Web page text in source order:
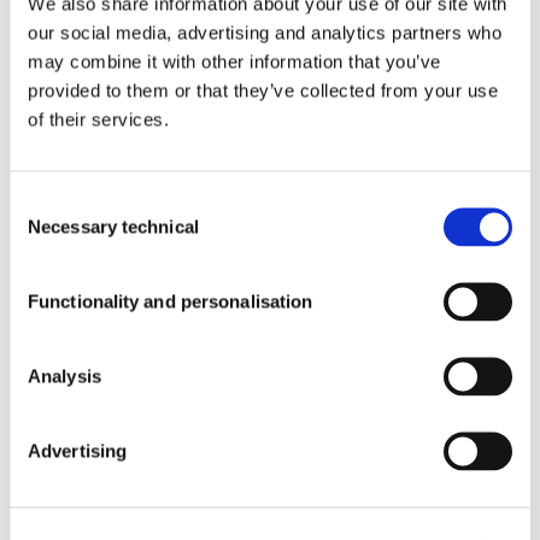
our social media, advertising and analytics partners who
may combine it with other information that you’ve
provided to them or that they’ve collected from your use
of their services.
Selection
Necessary technical
Functionality and personalisation
Analysis
Advertising
Sala de prensa Affron
Sala de prensa ABG+
Sala de prensa Plasys300
Avda. del
Doctor
Alcobendas,
Madrid
Tel:+34 91
info@pharmactive.eu